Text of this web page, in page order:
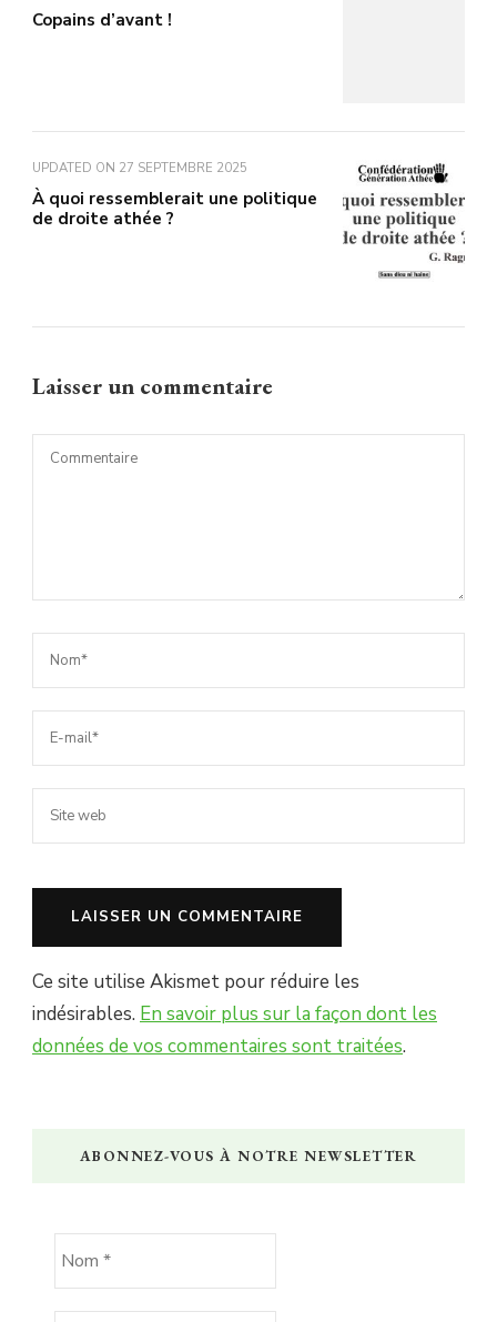
Copains d’avant !
UPDATED ON 27 SEPTEMBRE 2025
À quoi ressemblerait une politique
de droite athée ?
Laisser un commentaire
Ce site utilise Akismet pour réduire les
indésirables. En savoir plus sur la façon dont les
données de vos commentaires sont traitées.
ABONNEZ-VOUS À NOTRE NEWSLETTER